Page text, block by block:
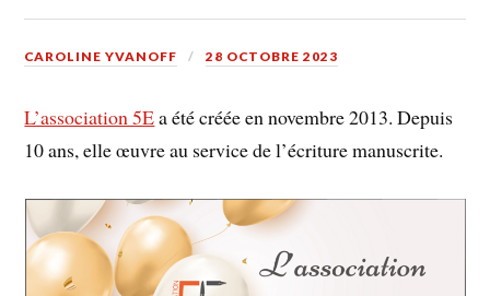
CAROLINE YVANOFF 28 OCTOBRE 2023
L’association 5Ea été créée en novembre 2013. Depuis
10 ans, elle œuvre au service de l’écriture manuscrite.